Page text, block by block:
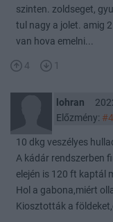
szinten. zoldseget,
tul nagy a jolet. amig
van hova emelni...
4 1
lohran
Előzmény:
10 dkg veszélyes
A kádár rendszerben
elején is 120 ft kaptál
Hol a gabona,miért
Kiosztották a